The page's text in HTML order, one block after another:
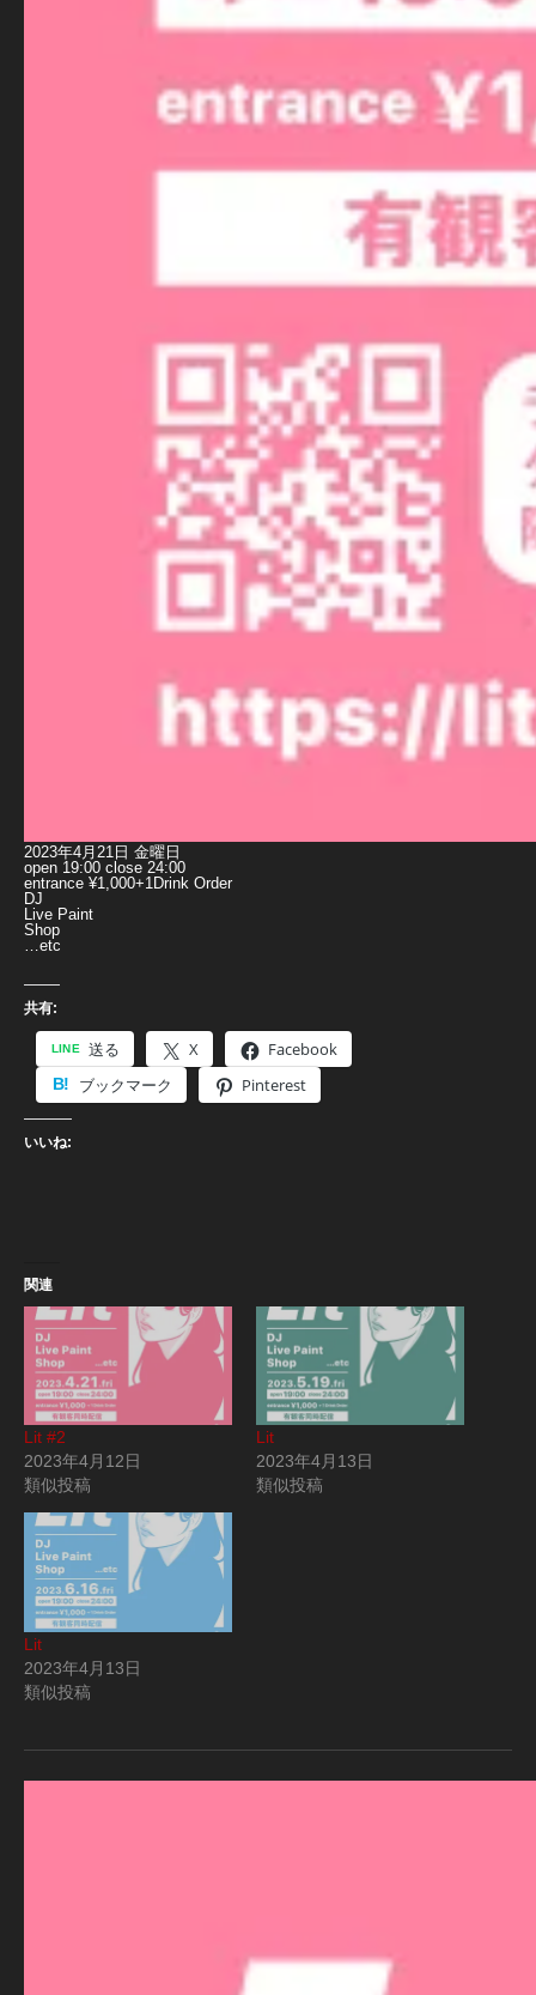
2023年4月21日 金曜日
open 19:00 close 24:00
entrance ¥1,000+1Drink Order
DJ
Live Paint
Shop
…etc
共有:
送る X
Facebook
ブックマーク
Pinterest
いいね:
関連
Lit #2
2023年4月12日
類似投稿
Lit
2023年4月13日
類似投稿
Lit
2023年4月13日
類似投稿